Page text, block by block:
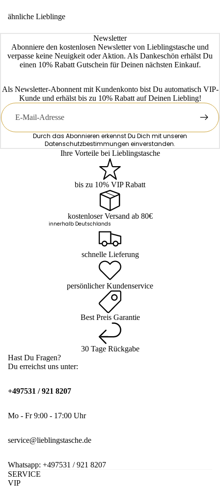
ähnliche Lieblinge
Newsletter
Abonniere den kostenlosen Newsletter von Lieblingstasche und
verpasse keine Neuigkeit oder Aktion. Als Dankeschön erhälst Du
einen 10% Rabatt Gutschein für Deinen nächsten Einkauf.
Als Newsletter-Abonnent mit Kundenkonto bist Du automatisch VIP-
Kunde und erhälst bis zu 10% Rabatt auf Deinen Liebling!
E-
Mail
Durch das Abonnieren erkennst Du Dich mit unseren
Datenschutzbestimmungen einverstanden.
Ihre Vorteile bei Lieblingstasche
bis zu 10% VIP Rabatt
kostenloser Versand ab 80€
innerhalb Deutschlands
schnelle Lieferung
persönlicher Kundenservice
Best Preis Garantie
30 Tage Rückgabe
Hast Du Fragen?
Du erreichst uns unter:
+497531 / 921 8207
Mo - Fr 9:00 - 17:00 Uhr
service@lieblingstasche.de
Whatsapp: +497531 / 921 8207
SERVICE
VIP